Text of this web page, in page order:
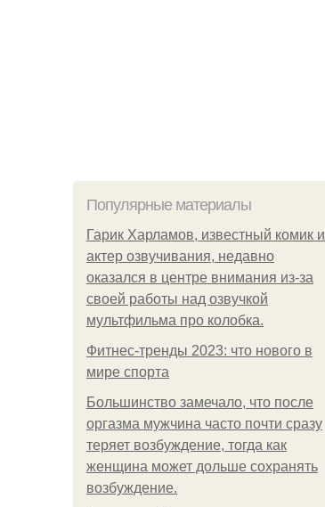
Популярные материалы
Гарик Харламов, известный комик и
актер озвучивания, недавно
оказался в центре внимания из-за
своей работы над озвучкой
мультфильма про колобка.
Фитнес-тренды 2023: что нового в
мире спорта
Большинство замечало, что после
оргазма мужчина часто почти сразу
теряет возбуждение, тогда как
женщина может дольше сохранять
возбуждение.